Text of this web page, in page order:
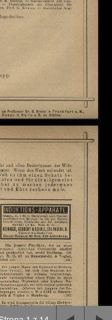
cookie, bądź
zapoznaj